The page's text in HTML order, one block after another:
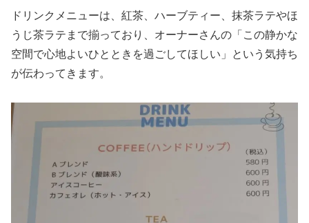
ドリンクメニューは、紅茶、ハーブティー、抹茶ラテやほ
うじ茶ラテまで揃っており、オーナーさんの「この静かな
空間で心地よいひとときを過ごしてほしい」という気持ち
が伝わってきます。